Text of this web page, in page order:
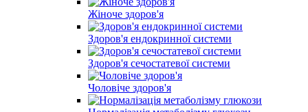
Жіноче здоров'я
Здоров'я ендокринної системи
Здоров'я сечостатевої системи
Чоловіче здоров'я